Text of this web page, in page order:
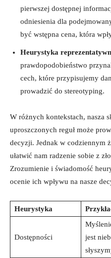
pierwszej dostępnej
odniesienia dla
być wstępna cena, która
Heurystyka
prawdopodobieństwo
cech, które przypisujemy
prowadzić do stereotyping.
W różnych kontekstach, nasza
uproszczonych reguł może
decyzji. Jednak w codziennym
ułatwić nam radzenie sobie z
Zrozumienie i świadomość
ocenie ich wpływu na nasze
Heurystyka
Dostępności
jest